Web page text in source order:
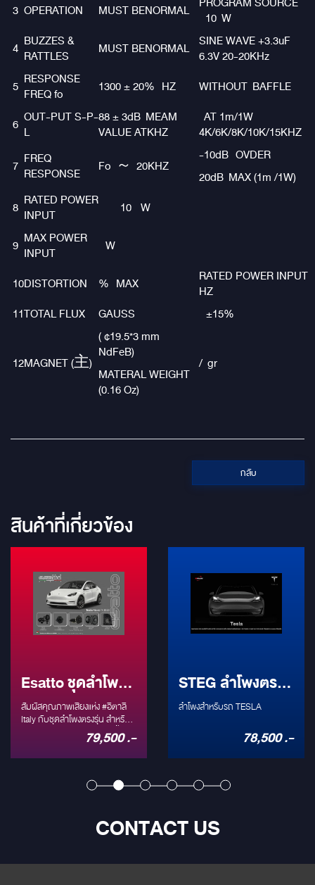
3 OPERATION MUST BENORMAL
10 W
4 BUZZES &
RATTLES
MUST BENORMAL SINE WAVE +3.3uF
6.3V 20-20KHz
5 RESPONSE
FREQ fo
1300 ± 20% HZ WITHOUT BAFFLE
6 OUT-PUT S-P-
L
88 ± 3dB MEAM
VALUE ATKHZ
AT 1m/1W
4K/6K/8K/10K/15KHZ
7 FREQ
RESPONSE
Fo ～ 20KHZ
-10dB OVDER
20dB MAX (1m /1W)
8 RATED POWER
INPUT
10 W
9 MAX POWER
INPUT
W
10DISTORTION % MAX
RATED POWER INPUT
HZ
11TOTAL FLUX GAUSS ±15%
12MAGNET (主)
( ¢19.5*3 mm
NdFeB)
MATERAL WEIGHT
(0.16 Oz)
/ gr
กลับ
สินค้าที่เกี่ยวข้อง
Esatto ชุดลำโพง
ตรงรุ่น Plug and
Play TESLA
สัมผัสคุณภาพเสียงแห่ง #อิตาลี
Italy กับชุดลำโพงตรงรุ่น สำหรับ
รถ #TESLA โดยเฉพาะ ติดตั้งได้
กับ TESLA #MODEL3 และ
#MODELY ESATTO [Made in
RES จัดเต็มทุกจุด ด้วยลำโพง
PLUG&PLAY ☑ ไม่กระทบระบบ
เดิมของตัวรถ ☑ อัพเกรด
79,500 .-
STEG ลำโพงตรง
รุ่นรถ TESLA
ลำโพงสำหรับรถ TESLA
78,500 .-
CONTACT US